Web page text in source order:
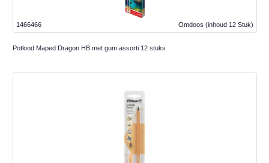
Omdoos (inhoud 12 Stuk)
1466466
Potlood Maped Dragon HB met gum assorti 12 stuks